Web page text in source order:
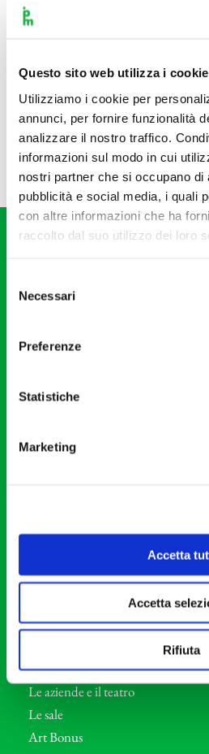
Questo sito web utilizza i cookie
Utilizziamo i cookie per
annunci, per fornire funzionalità
analizzare il nostro traffico.
informazioni sul modo in cui
nostri partner che si occupano di
pubblicità e social media, i quali
con altre informazioni che ha
raccolto dal suo utilizzo dei loro
delNecessari
Preferenze
Statistiche
Marketing
Accetta
Accetta
Rifiuta
Via S. Giovanni sul Muro, 2
Cod. Fisc. 80078650159
Orchestra I Pomeriggi
Direttore Artistico
Professori d’Orchestra
Eventi Corporate
Le aziende e il teatro
Le sale
Art Bonus